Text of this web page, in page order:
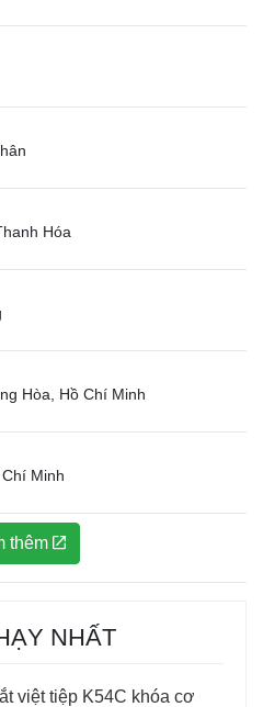
Hóa
Hòa, Hồ Chí Minh
Minh
thêm
NHẤT
việt tiệp K54C khóa cơ